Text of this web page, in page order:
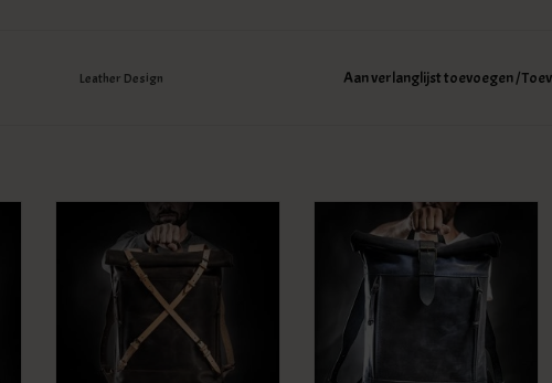
Leather Design Aan verlanglijst toevoegen/